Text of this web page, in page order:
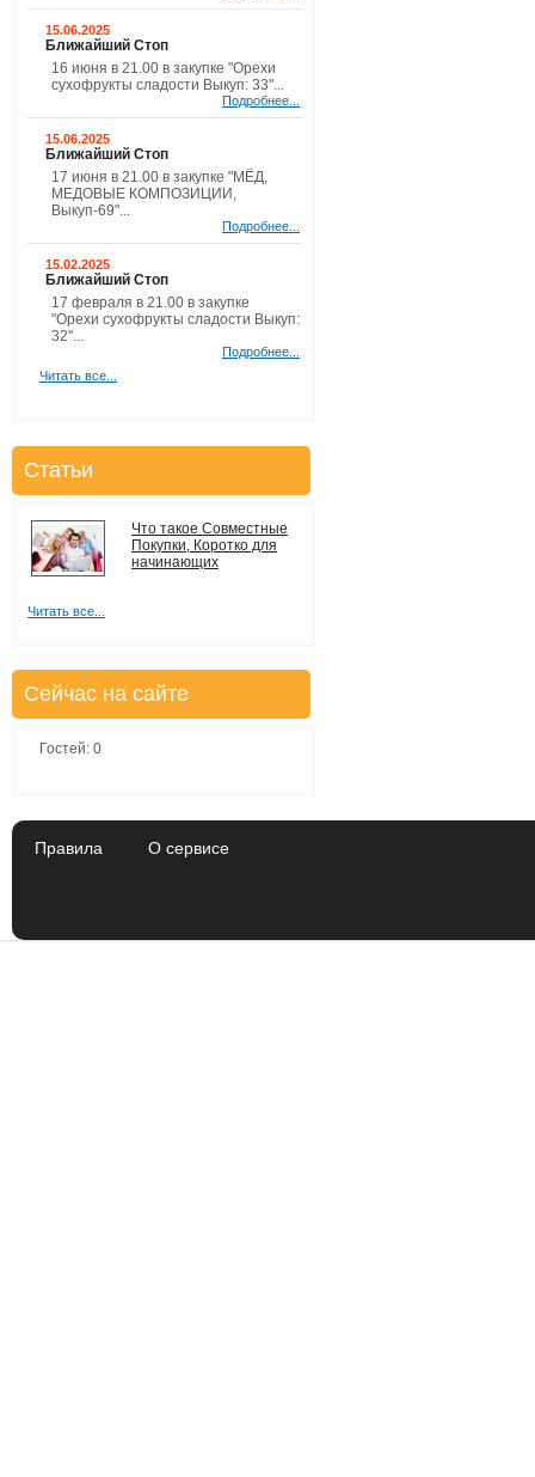
15.06.2025
Ближайший Стоп
16 июня в 21.00 в закупке "Орехи
сухофрукты сладости Выкуп: 33"...
Подробнее...
15.06.2025
Ближайший Стоп
17 июня в 21.00 в закупке "МЁД,
МЕДОВЫЕ КОМПОЗИЦИИ,
Выкуп-69"...
Подробнее...
15.02.2025
Ближайший Стоп
17 февраля в 21.00 в закупке
"Орехи сухофрукты сладости Выкуп:
32"...
Подробнее...
Читать все...
Статьи
Что такое Совместные
Покупки, Коротко для
начинающих
Читать все...
Сейчас на сайте
Гостей: 0
Правила О сервисе